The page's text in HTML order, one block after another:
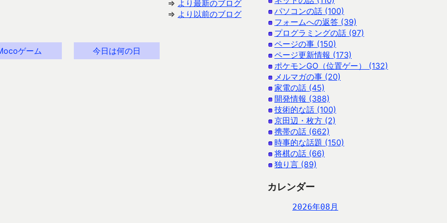
⇒ より最新のブログ
⇒ より以前のブログ
ゲーム 今日は何の日
パソコンの話 (100)
フォームへの返答 (39)
プログラミングの話 (97)
ページの事 (150)
ページ更新情報 (173)
ポケモンGO（位置ゲー） (132)
メルマガの事 (20)
家電の話 (45)
開発情報 (388)
技術的な話 (100)
京田辺・枚方 (2)
携帯の話 (662)
時事的な話題 (150)
将棋の話 (66)
独り言 (89)
カレンダー
2026年08月